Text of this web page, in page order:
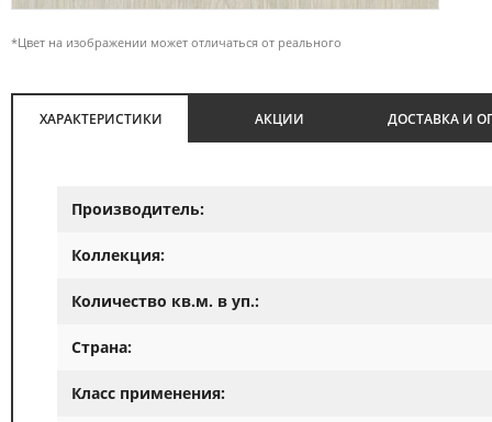
*Цвет на изображении может отличаться от реального
ХАРАКТЕРИСТИКИ АКЦИИ ДОСТАВКА И
Производитель:
Коллекция:
Количество кв.м. в уп.:
Страна:
Класс применения: